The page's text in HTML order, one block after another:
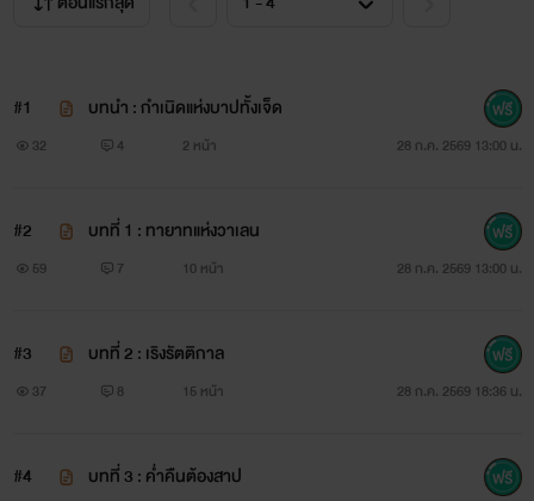
#1 บทนำ : กำเนิดแห่งบาปทั้งเจ็ด
32 4 2 หน้า 28 ก.ค. 2569 13:00 น.
#2 บทที่ 1 : ทายาทแห่งวาเลน
59 7 10 หน้า 28 ก.ค. 2569 13:00 น.
#3 บทที่ 2 : เริงรัตติกาล
37 8 15 หน้า 28 ก.ค. 2569 18:36 น.
#4 บทที่ 3 : ค่ำคืนต้องสาป